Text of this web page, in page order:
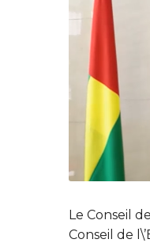
Le Conseil
Conseil de